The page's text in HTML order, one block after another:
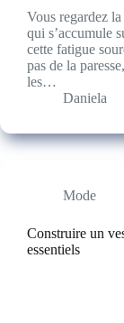
Vous regardez
qui s’accumule
cette fatigue
pas de la
les…
Daniela
Mode
Construire un
essentiels